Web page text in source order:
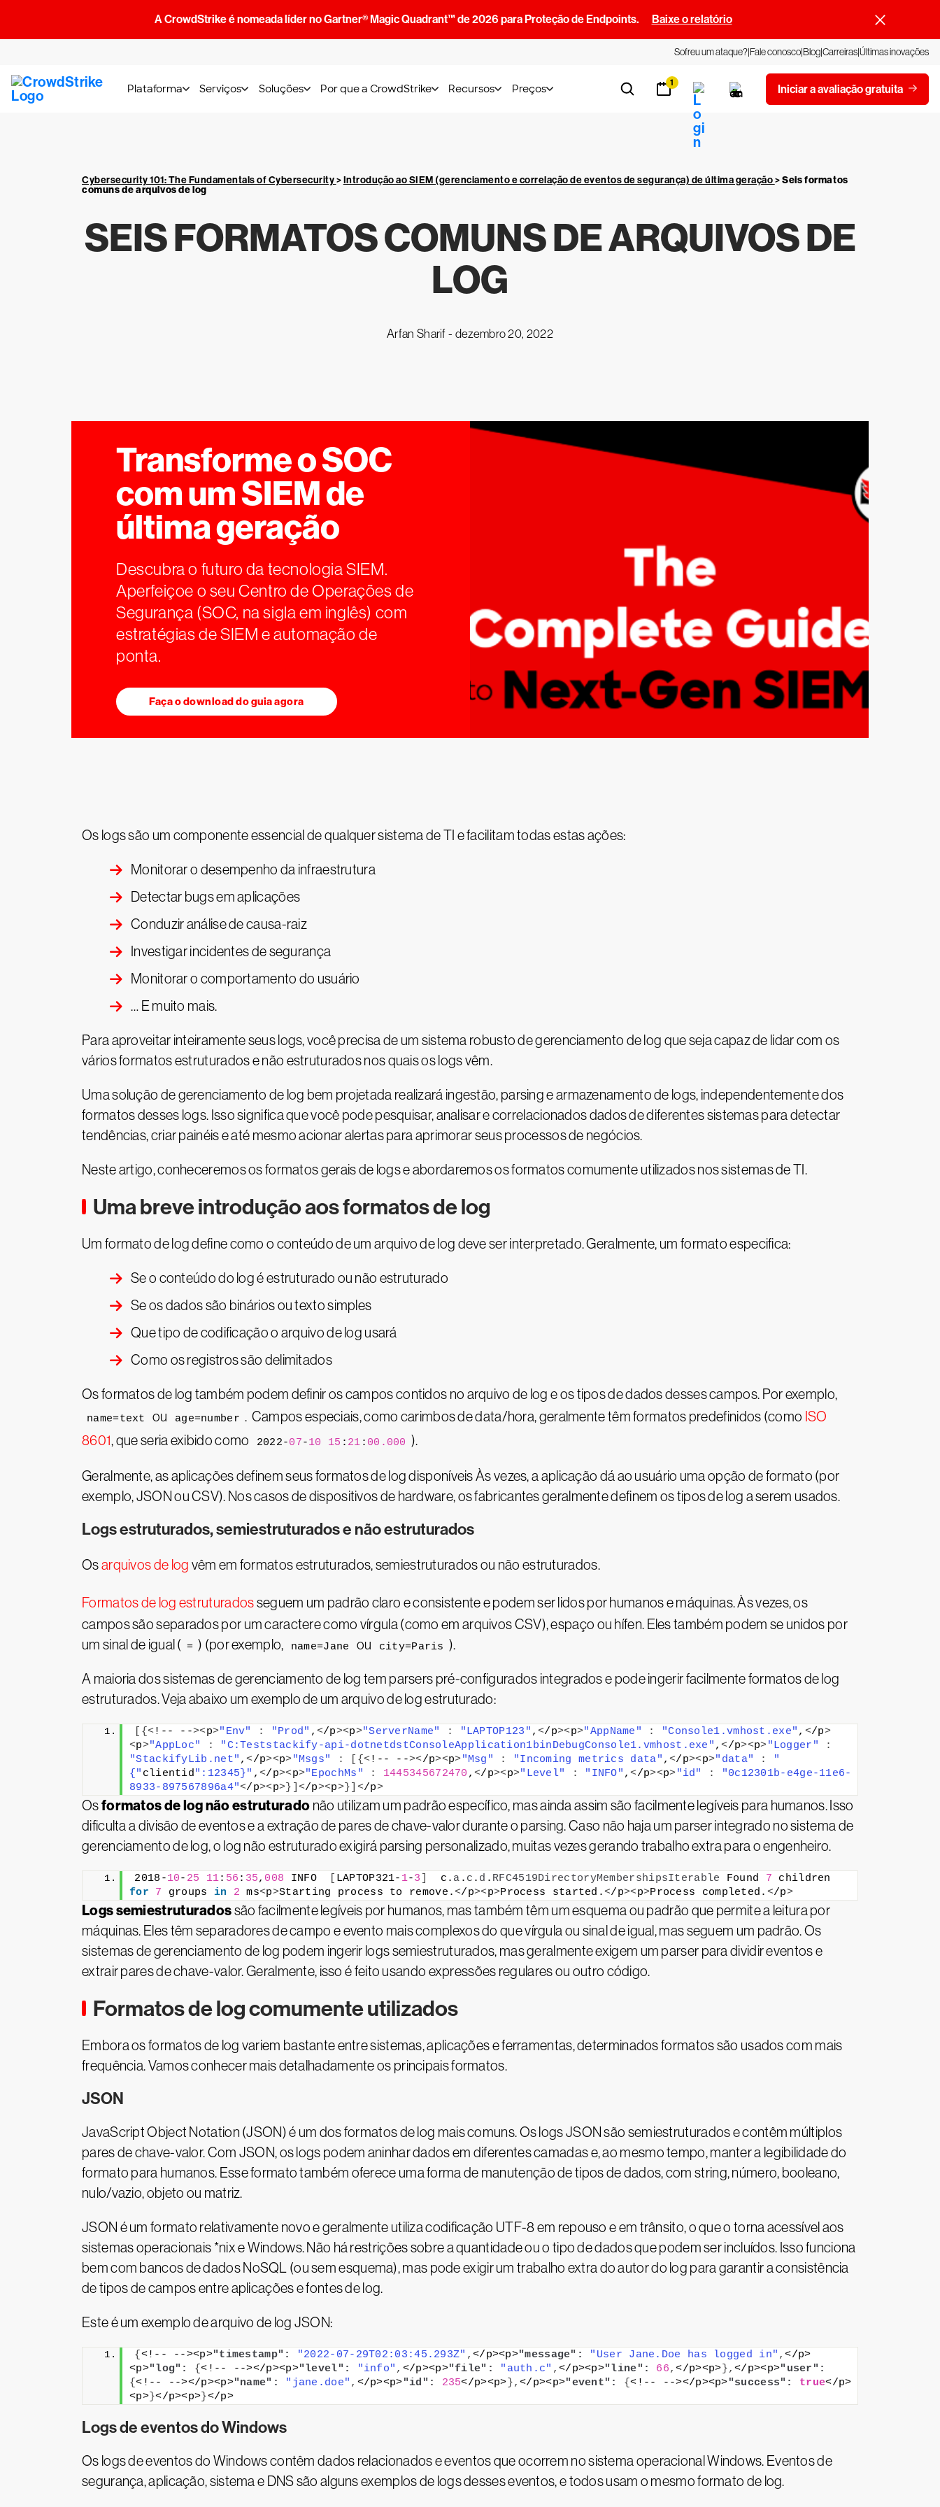
A CrowdStrike é nomeada líder no Gartner® Magic Quadrant™ de 2026 para Proteção de Endpoints. Baixe o relatório
Sofreu um ataque?Fale conoscoBlogCarreirasÚltimas inovações
Plataforma Serviços Soluções Por que a CrowdStrike Recursos Preços 1 Iniciar a avaliação gratuita
Cybersecurity 101: The Fundamentals of Cybersecurity>Introdução ao SIEM (gerenciamento e correlação de eventos de segurança) de última geração>Seis formatos
comuns de arquivos de log
SEIS FORMATOS COMUNS DE ARQUIVOS DE
LOG
Arfan Sharif - dezembro 20, 2022
Transforme o SOC
com um SIEM de
última geração
Descubra o futuro da tecnologia SIEM.
Aperfeiçoe o seu Centro de Operações de
Segurança (SOC, na sigla em inglês) com
estratégias de SIEM e automação de
ponta.
Faça o download do guia agora
Os logs são um componente essencial de qualquer sistema de TI e facilitam todas estas ações:
Monitorar o desempenho da infraestrutura
Detectar bugs em aplicações
Conduzir análise de causa-raiz
Investigar incidentes de segurança
Monitorar o comportamento do usuário
… E muito mais.
Para aproveitar inteiramente seus logs, você precisa de um sistema robusto de gerenciamento de log que seja capaz de lidar com os
vários formatos estruturados e não estruturados nos quais os logs vêm.
Uma solução de gerenciamento de log bem projetada realizará ingestão, parsing e armazenamento de logs, independentemente dos
formatos desses logs. Isso significa que você pode pesquisar, analisar e correlacionados dados de diferentes sistemas para detectar
tendências, criar painéis e até mesmo acionar alertas para aprimorar seus processos de negócios.
Neste artigo, conheceremos os formatos gerais de logs e abordaremos os formatos comumente utilizados nos sistemas de TI.
Uma breve introdução aos formatos de log
Um formato de log define como o conteúdo de um arquivo de log deve ser interpretado. Geralmente, um formato especifica:
Se o conteúdo do log é estruturado ou não estruturado
Se os dados são binários ou texto simples
Que tipo de codificação o arquivo de log usará
Como os registros são delimitados
Os formatos de log também podem definir os campos contidos no arquivo de log e os tipos de dados desses campos. Por exemplo,
name=text ou age=number . Campos especiais, como carimbos de data/hora, geralmente têm formatos predefinidos (como ISO
8601, que seria exibido como 2022-07-10 15 : 21 : 00.000 ).
Geralmente, as aplicações definem seus formatos de log disponíveis Às vezes, a aplicação dá ao usuário uma opção de formato (por
exemplo, JSON ou CSV). Nos casos de dispositivos de hardware, os fabricantes geralmente definem os tipos de log a serem usados.
Logs estruturados, semiestruturados e não estruturados
Osarquivos de log vêm em formatos estruturados, semiestruturados ou não estruturados.
Formatos de log estruturadosseguem um padrão claro e consistente e podem ser lidos por humanos e máquinas. Às vezes, os
campos são separados por um caractere como vírgula (como em arquivos CSV), espaço ou hífen. Eles também podem se unidos por
um sinal de igual ( = ) (por exemplo, name=Jane ou city=Paris ).
A maioria dos sistemas de gerenciamento de log tem parsers pré-configurados integrados e pode ingerir facilmente formatos de log
estruturados. Veja abaixo um exemplo de um arquivo de log estruturado:
[{<!-- --><p>"Env" : "Prod" , </p><p>"ServerName" : "LAPTOP123" ,</p><p>"AppName" : "Console1.vmhost.exe" , </p>
<p>"AppLoc" : "C:Teststackify-api-dotnetdstConsoleApplication1binDebugConsole1.vmhost.exe" ,</p><p>"Logger"
:
"StackifyLib.net" ,</p><p>"Msgs" : [{<!-- --></p><p>"Msg" : "Incoming metrics data" ,</p><p>"data" :
"
{" clientid":12345}" ,</p><p>"EpochMs" : 1445345672470 ,</p><p>"Level" : "INFO" ,</p><p>"id" :
"0c12301b-e4ge-11e6-
8933-897567896a4"</p><p>}]</p><p>}]</p>
Osformatos de log não estruturado não utilizam um padrão específico, mas ainda assim são facilmente legíveis para humanos. Isso
dificulta a divisão de eventos e a extração de pares de chave-valor durante o parsing. Caso não haja um parser integrado no sistema de
gerenciamento de log, o log não estruturado exigirá parsing personalizado, muitas vezes gerando trabalho extra para o engenheiro.
2018-10- 25 11: 56 : 35, 008 INFO LAPTOP321- 1-3
  c.
a . c . d . RFC4519DirectoryMembershipsIterable Found 7
for
7 groups in 2 ms<p>Starting process to remove.</p><p>Process started.</p><p>Process completed. </p>
Logs semiestruturadossão facilmente legíveis por humanos, mas também têm um esquema ou padrão que permite a leitura por
máquinas. Eles têm separadores de campo e evento mais complexos do que vírgula ou sinal de igual, mas seguem um padrão. Os
sistemas de gerenciamento de log podem ingerir logs semiestruturados, mas geralmente exigem um parser para dividir eventos e
extrair pares de chave-valor. Geralmente, isso é feito usando expressões regulares ou outro código.
Formatos de log comumente utilizados
Embora os formatos de log variem bastante entre sistemas, aplicações e ferramentas, determinados formatos são usados com mais
frequência. Vamos conhecer mais detalhadamente os principais formatos.
JSON
JavaScript Object Notation (JSON) é um dos formatos de log mais comuns. Os logs JSON são semiestruturados e contêm múltiplos
pares de chave-valor. Com JSON, os logs podem aninhar dados em diferentes camadas e, ao mesmo tempo, manter a legibilidade do
formato para humanos. Esse formato também oferece uma forma de manutenção de tipos de dados, com string, número, booleano,
nulo/vazio, objeto ou matriz.
JSON é um formato relativamente novo e geralmente utiliza codificação UTF-8 em repouso e em trânsito, o que o torna acessível aos
sistemas operacionais *nix e Windows. Não há restrições sobre a quantidade ou o tipo de dados que podem ser incluídos. Isso funciona
bem com bancos de dados NoSQL (ou sem esquema), mas pode exigir um trabalho extra do autor do log para garantir a consistência
de tipos de campos entre aplicações e fontes de log.
Este é um exemplo de arquivo de log JSON:
{ <!-- --><p>"timestamp": "2022-07-29T02:03:45.293Z" , </p><p>"message": "User Jane.Doe has logged in" ,</p>
<p>"log": {<!-- --></p><p>"level": "info" , </p><p>"file": "auth.c" , </p><p>"line": 66,</p><p> },</p><p>"user":
{<!-- --></p><p>"name": "jane.doe" , </p><p>"id": 235</p><p> },</p><p>"event": {<!-- --></p><p>"success": true</p>
<p>}</p><p>}</p>
Logs de eventos do Windows
Os logs de eventos do Windows contêm dados relacionados e eventos que ocorrem no sistema operacional Windows. Eventos de
segurança, aplicação, sistema e DNS são alguns exemplos de logs desses eventos, e todos usam o mesmo formato de log.